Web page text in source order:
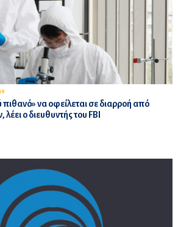
πιθανό» να οφείλεται σε διαρροή από
ο διευθυντής του FBI